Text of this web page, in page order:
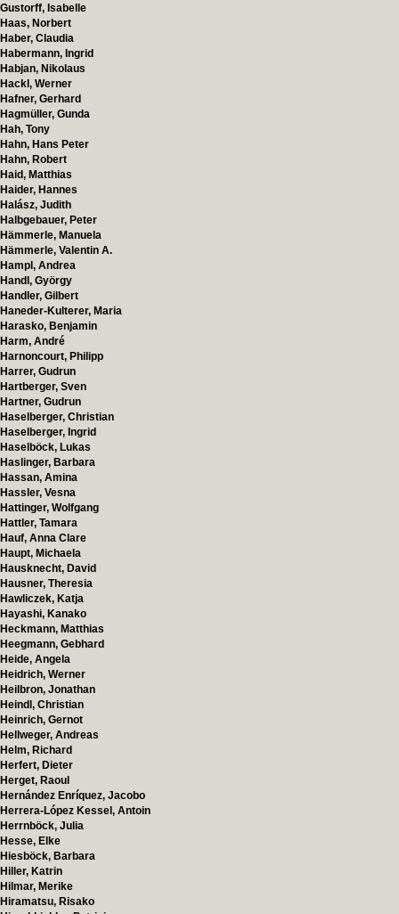
Gustorff, Isabelle
Haas, Norbert
Haber, Claudia
Habermann, Ingrid
Habjan, Nikolaus
Hackl, Werner
Hafner, Gerhard
Hagmüller, Gunda
Hah, Tony
Hahn, Hans Peter
Hahn, Robert
Haid, Matthias
Haider, Hannes
Halász, Judith
Halbgebauer, Peter
Hämmerle, Manuela
Hämmerle, Valentin A.
Hampl, Andrea
Handl, György
Handler, Gilbert
Haneder-Kulterer, Maria
Harasko, Benjamin
Harm, André
Harnoncourt, Philipp
Harrer, Gudrun
Hartberger, Sven
Hartner, Gudrun
Haselberger, Christian
Haselberger, Ingrid
Haselböck, Lukas
Haslinger, Barbara
Hassan, Amina
Hassler, Vesna
Hattinger, Wolfgang
Hattler, Tamara
Hauf, Anna Clare
Haupt, Michaela
Hausknecht, David
Hausner, Theresia
Hawliczek, Katja
Hayashi, Kanako
Heckmann, Matthias
Heegmann, Gebhard
Heide, Angela
Heidrich, Werner
Heilbron, Jonathan
Heindl, Christian
Heinrich, Gernot
Hellweger, Andreas
Helm, Richard
Herfert, Dieter
Herget, Raoul
Hernández Enríquez, Jacobo
Herrera-López Kessel, Antoin
Herrnböck, Julia
Hesse, Elke
Hiesböck, Barbara
Hiller, Katrin
Hilmar, Merike
Hiramatsu, Risako